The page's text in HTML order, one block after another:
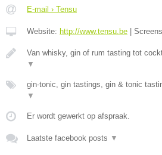
E-mail › Tensu
Website: http://www.tensu.be
Van whisky, gin of rum tasting tot
▼
gin-tonic, gin tastings, gin & tonic
▼
Er wordt gewerkt op afspraak.
Laatste facebook posts ▼